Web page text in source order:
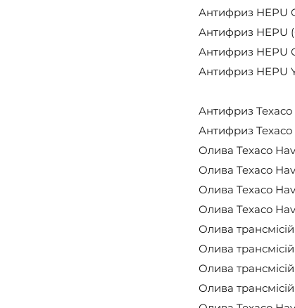
Антифриз HEPU
Антифриз HEPU
Антифриз HEPU
Антифриз HEPU
Антифриз Texaco
Антифриз Texaco
Олива Texaco
Олива Texaco
Олива Texaco
Олива Texaco
Олива
Олива
Олива
Олива